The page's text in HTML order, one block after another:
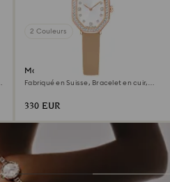
2 Couleurs
Montre Dextera octagon
Fabriqué en Suisse, Bracelet en cuir,
330 EUR